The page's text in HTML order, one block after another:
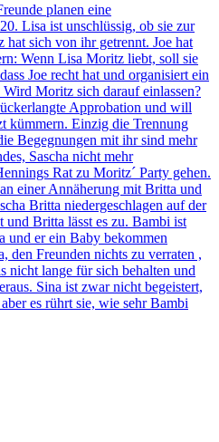
planen eine
Lisa ist unschlüssig, ob sie zur
sich von ihr getrennt. Joe hat
Wenn Lisa Moritz liebt, soll sie
Joe recht hat und organisiert ein
Moritz sich darauf einlassen?
Approbation und will
kümmern. Einzig die Trennung
Begegnungen mit ihr sind mehr
Sascha nicht mehr
Rat zu Moritz´ Party gehen.
einer Annäherung mit Britta und
Britta niedergeschlagen auf der
und Britta lässt es zu. Bambi ist
und er ein Baby bekommen
den Freunden nichts zu verraten ,
nicht lange für sich behalten und
Sina ist zwar nicht begeistert,
es rührt sie, wie sehr Bambi